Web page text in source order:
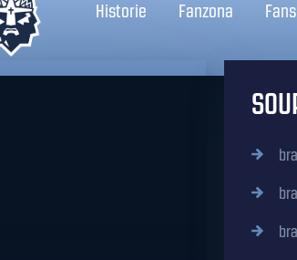
Historie Fanzona